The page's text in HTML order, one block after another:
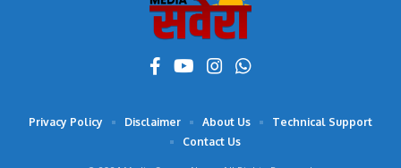
Privacy Policy Disclaimer About Us
Technical Support
Contact Us